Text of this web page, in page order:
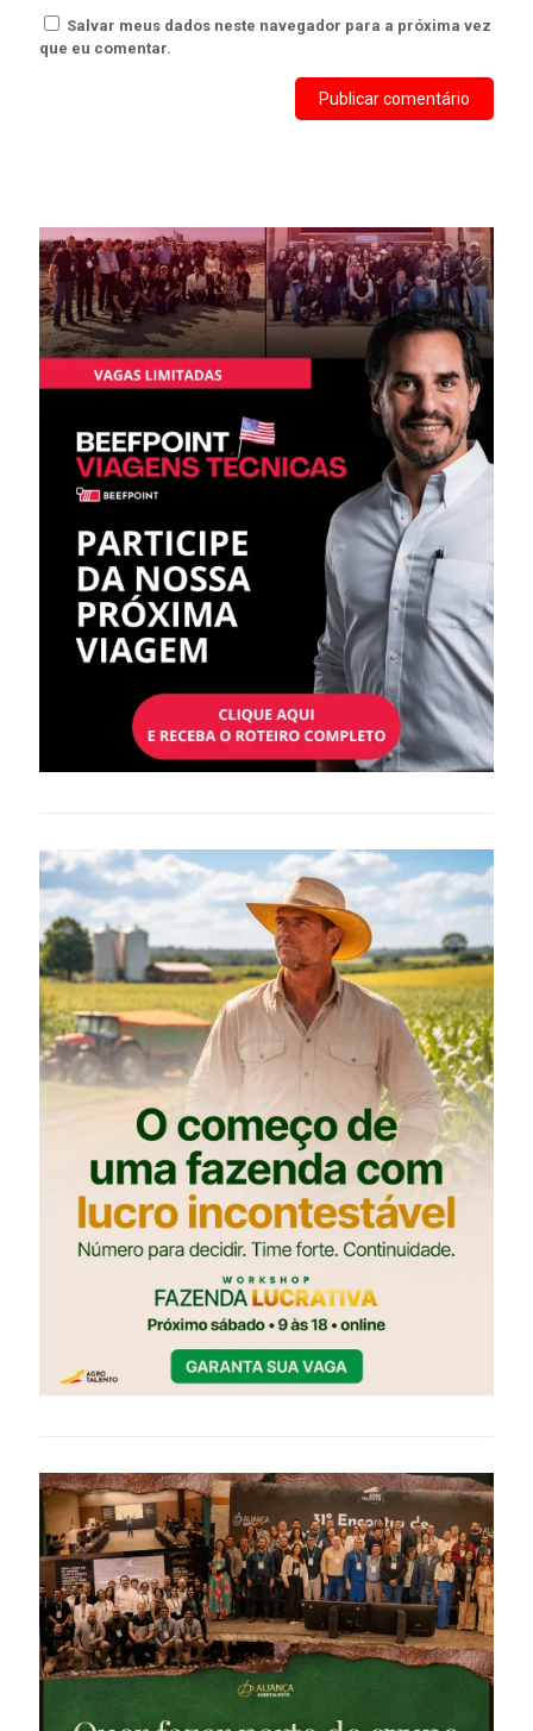
Salvar meus dados neste navegador para a próxima vez
que eu comentar.